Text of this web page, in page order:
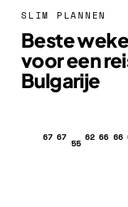
SLIM PLANNEN
Beste
voor een
Bulgarije
67 67
55
62 66 66